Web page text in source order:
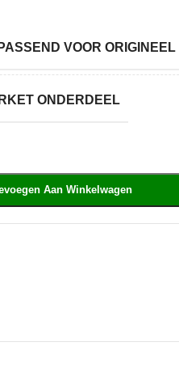
VOOR ORIGINEEL
ONDERDEEL
Aan Winkelwagen